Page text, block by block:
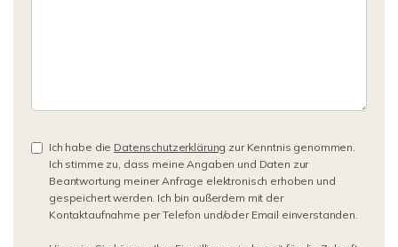
Ich habe die Datenschutzerklärung zur Kenntnis genommen.
Ich stimme zu, dass meine Angaben und Daten zur
Beantwortung meiner Anfrage elektronisch erhoben und
gespeichert werden. Ich bin außerdem mit der
Kontaktaufnahme per Telefon und/oder Email einverstanden.